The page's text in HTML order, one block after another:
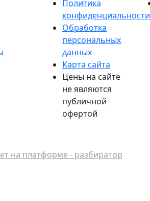
Политика
конфиденциальности
Обработка
персональных
данных
Карта сайта
Цены на сайте
не являются
публичной
офертой
на платформе - разбиратор